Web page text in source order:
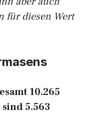
für diesen Wert
10.265
5.563